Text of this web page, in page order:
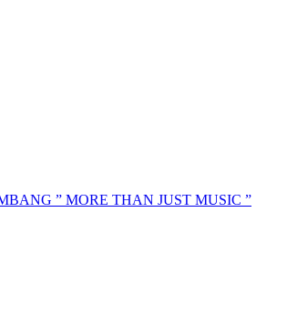
” MORE THAN JUST MUSIC ”